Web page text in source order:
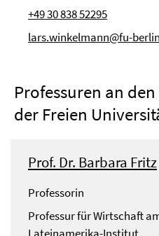
+49 30 838 52295
lars.winkelmann@fu-
Professuren an
der Freien
Prof. Dr. Barbara Fritz
Professorin
Professur für Wirtschaft